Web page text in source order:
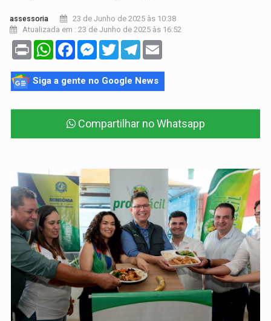
assessoria
23 de Junho de 2025 às 10:38
Atualizada em : 23 de Junho de 2025 às 16:52
Print WhatsAppFacebookMessenger
TwitterTelegram
Siga a gente no Google News
Compartilhar no Whatsapp